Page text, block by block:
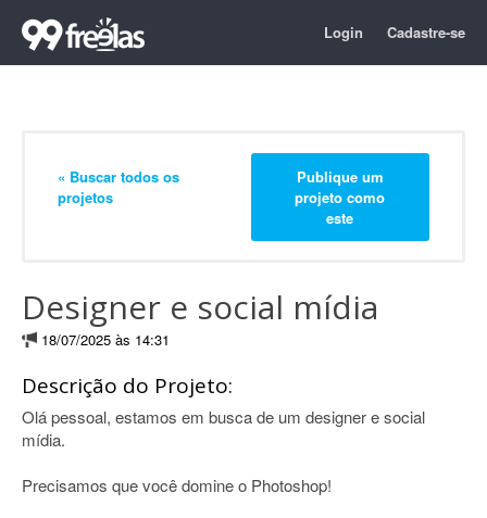
Login Cadastre-se
« Buscar todos os
projetos
Publique um
projeto como
este
Designer e social mídia
18/07/2025 às 14:31
Descrição do Projeto:
Olá pessoal, estamos em busca de um designer e social
mídia.
Precisamos que você domine o Photoshop!